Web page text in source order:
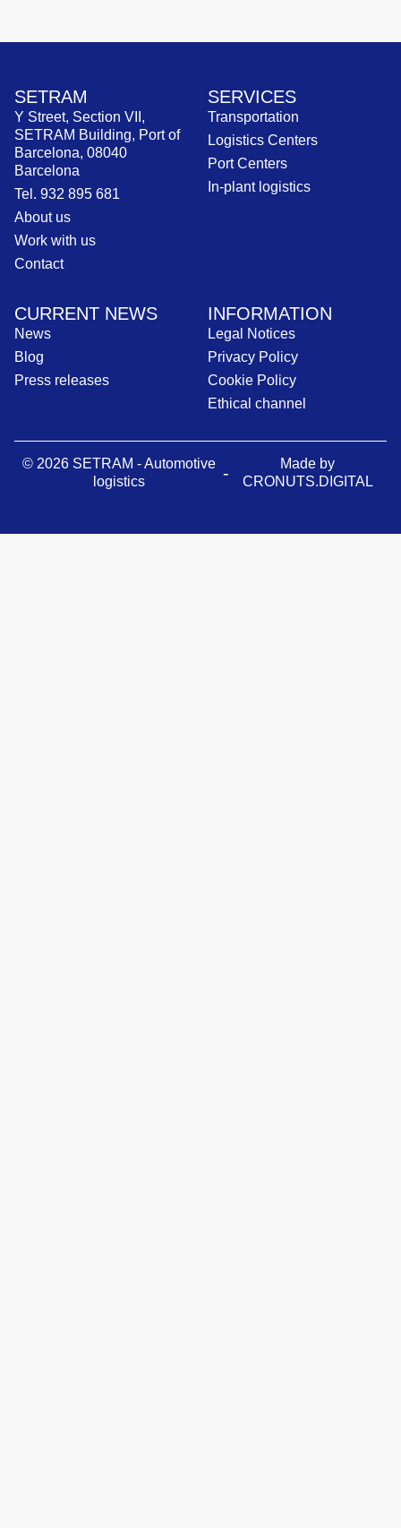
SETRAM
Y Street, Section VII,
SETRAM Building, Port of
Barcelona, 08040
Barcelona
Tel. 932 895 681
About us
Work with us
Contact
SERVICES
Transportation
Logistics Centers
Port Centers
In-plant logistics
CURRENT NEWS
News
Blog
Press releases
INFORMATION
Legal Notices
Privacy Policy
Cookie Policy
Ethical channel
© 2026 SETRAM - Automotive
logistics
-
Made by
CRONUTS.DIGITAL